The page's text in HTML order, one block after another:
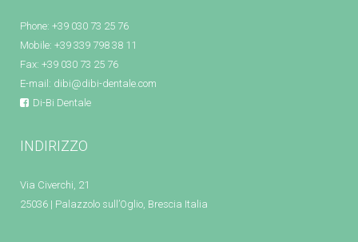
Phone: +39 030 73 25 76
Mobile: +39 339 798 38 11
Fax: +39 030 73 25 76
E-mail: dibi@dibi-dentale.com
Di-Bi Dentale
INDIRIZZO
Via Civerchi, 21
25036 | Palazzolo sull’Oglio, Brescia Italia